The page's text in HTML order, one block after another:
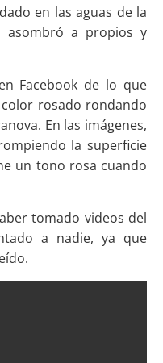
en las aguas de la
asombró a propios y
Facebook de lo que
rosado rondando
En las imágenes,
la superficie
un tono rosa cuando
tomado videos del
a nadie, ya que